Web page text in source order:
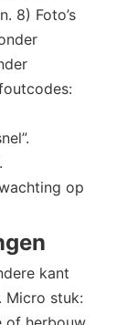
8) Foto’s
op
kant
Micro stuk: